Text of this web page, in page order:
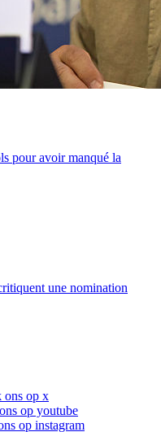
pour avoir manqué la
une nomination
ons op x
op youtube
op instagram